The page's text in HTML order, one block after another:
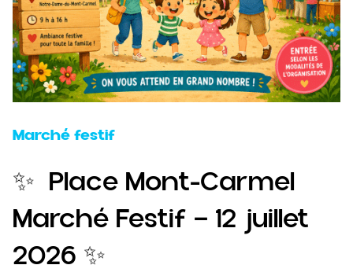
Marché festif
✨ Place Mont-Carmel
Marché Festif — 12 juillet
2026 ✨